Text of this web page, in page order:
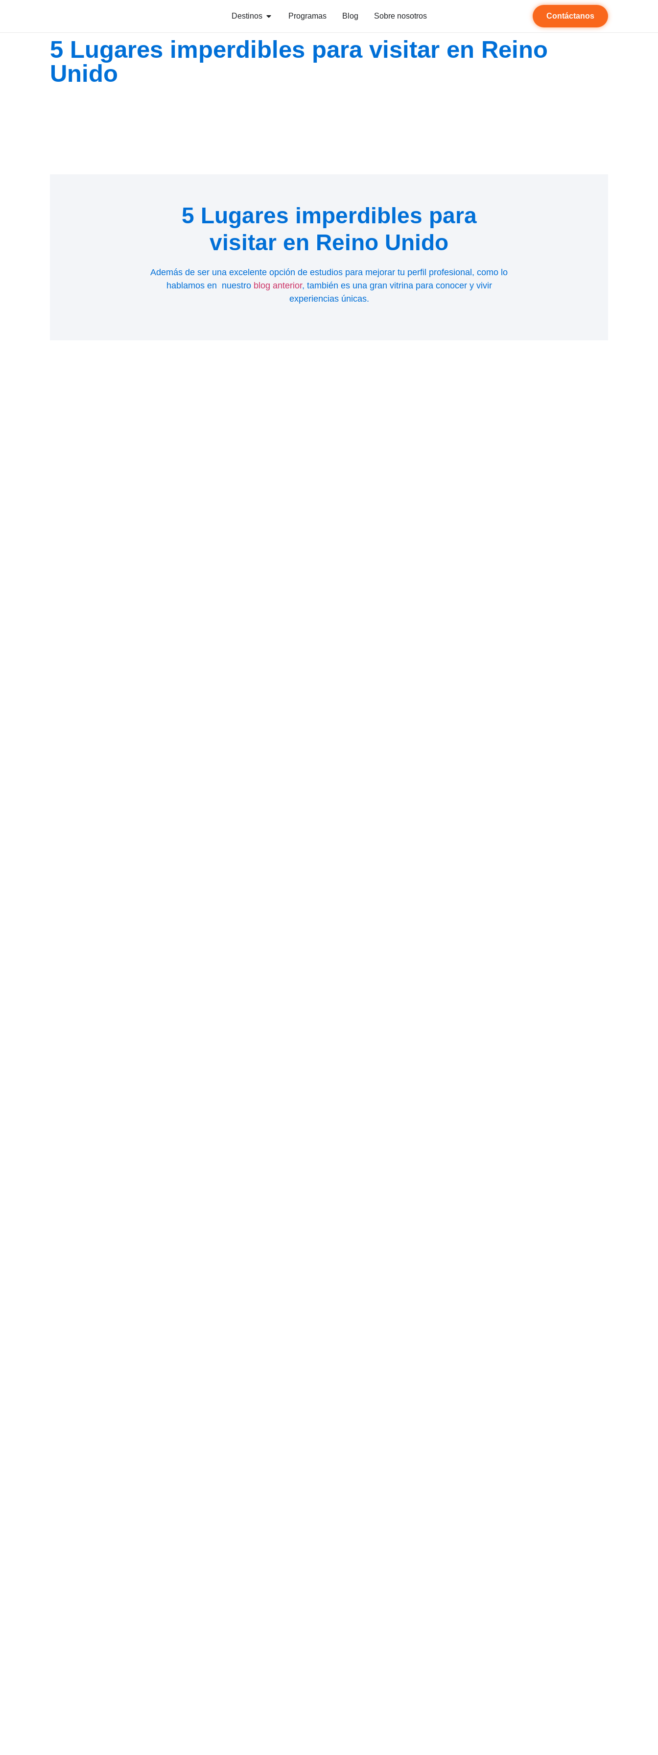
Destinos Programas Blog Sobre nosotros Contáctanos
5 Lugares imperdibles para visitar en Reino
Unido
5 Lugares imperdibles para
visitar en Reino Unido
Además de ser una excelente opción de estudios para mejorar tu perfil profesional, como lo
hablamos en nuestro blog anterior, también es una gran vitrina para conocer y vivir
experiencias únicas.